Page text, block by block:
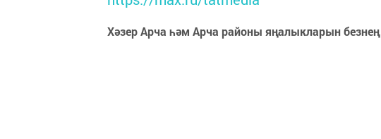
Хәзер Арча һәм Арча районы яңалыкларын безнең